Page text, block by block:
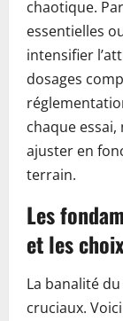
chaotique.
essentielles
intensifier
dosages
chaque
ajuster en
terrain.
Les
et les
La banalité
cruciaux.